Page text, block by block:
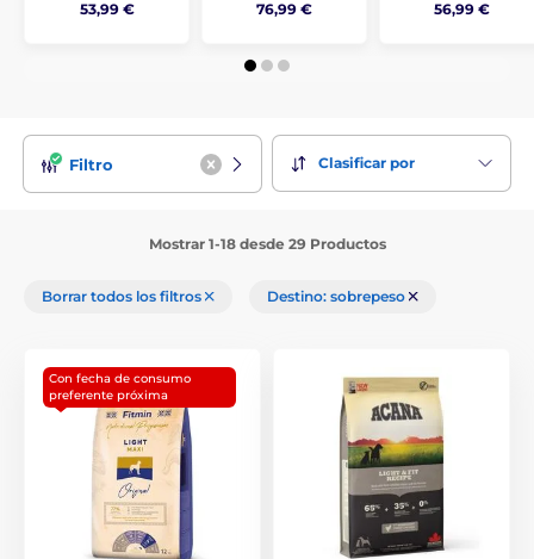
53,99 € 76,99 € 56,99 €
Filtro Clasificar por
Mostrar 1-18 desde 29 Productos
Borrar todos los filtros Destino: sobrepeso
Con fecha de consumo
preferente próxima